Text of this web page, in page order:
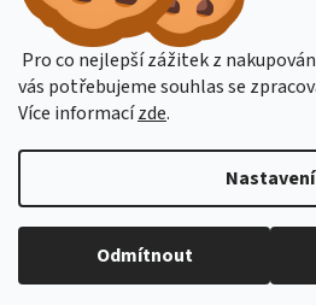
Pro co nejlepší zážitek z
vás potřebujeme souhlas se
Více informacízde.
Nastavení
Odmítnout
Budete-li potřebovat poradit, pište přes